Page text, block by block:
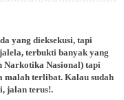
yang dieksekusi, tapi
terbukti banyak yang
Narkotika Nasional) tapi
malah terlibat. Kalau sudah
jalan terus!.